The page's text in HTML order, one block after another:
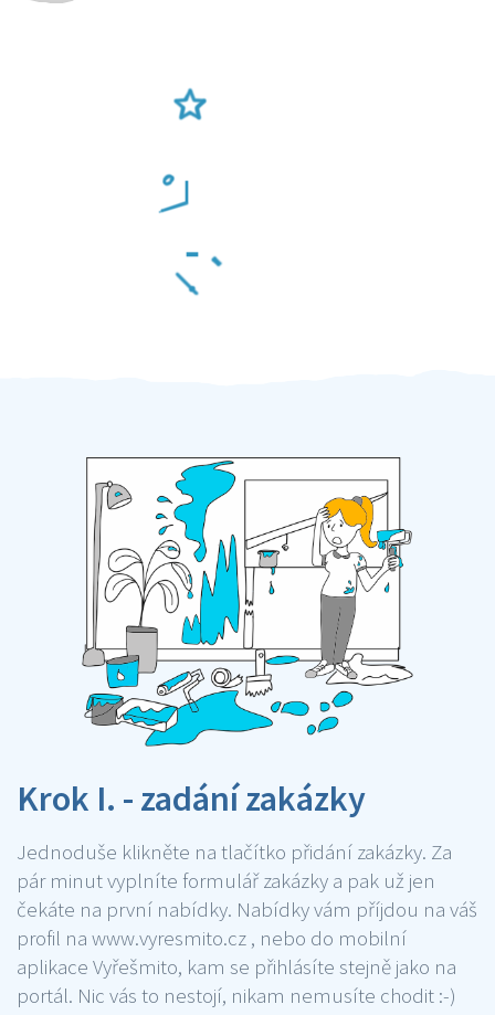
Krok I. - zadání zakázky
Jednoduše klikněte na tlačítko přidání zakázky. Za
pár minut vyplníte formulář zakázky a pak už jen
čekáte na první nabídky. Nabídky vám příjdou na váš
profil na www.vyresmito.cz , nebo do mobilní
aplikace Vyřešmito, kam se přihlásíte stejně jako na
portál. Nic vás to nestojí, nikam nemusíte chodit :-)